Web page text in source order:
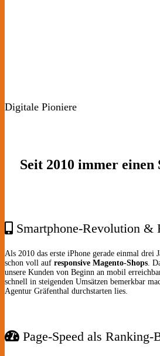
Digitale Pioniere
Seit 2010 immer
Smartphone-Revolution &
Als 2010 das erste iPhone gerade einmal drei
schon voll auf responsive Magento-Shops .
unsere Kunden von Beginn an mobil
schnell in steigenden Umsätzen bemerkbar
Agentur Gräfenthal durchstarten lies.
Page-Speed als Ranking-